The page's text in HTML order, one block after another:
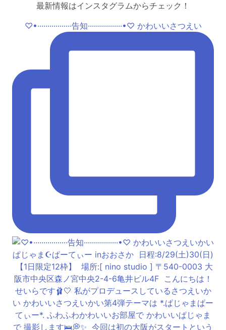
最新情報はインスタグラムからチェック！
♡•·················告知·················•♡ かわいいさつえい